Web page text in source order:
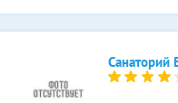
Санаторий